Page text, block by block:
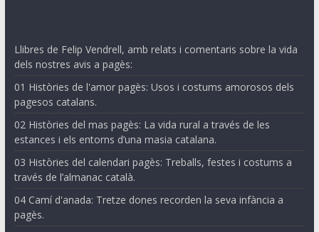
Llibres de Felip Vendrell, amb relats i comentaris sobre la vida
dels nostres avis a pagès:
01 Històries de l'amor pagès: Usos i costums amorosos dels
pagesos catalans.
02 Històries del mas pagès: La vida rural a través de les
estances i els entorns d’una masia catalana.
03 Històries del calendari pagès: Treballs, festes i costums a
través de l’almanac català.
04 Camí d'anada: Tretze dones recorden la seva infància a
pagès.